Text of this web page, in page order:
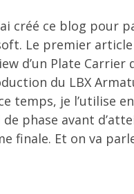
créé ce blog pour
Le premier article
d’un Plate Carrier
du LBX
temps, je l’utilise
phase avant
finale. Et on va